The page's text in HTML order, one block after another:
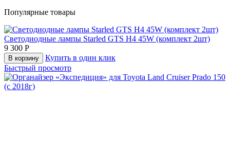
Популярные товары
Светодиодные лампы Starled GTS H4 45W (комплект 2шт)
9 300 Р
В корзину
Купить в один клик
Быстрый просмотр